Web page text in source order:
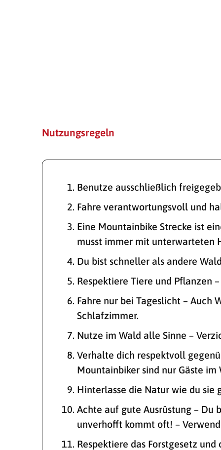
Nutzungsregeln
Benutze ausschließlich
Fahre verantwortungsvoll und
Eine Mountainbike Strecke ist
musst immer mit unterwarteten
Du bist schneller als andere
Respektiere Tiere und Pflanzen
Fahre nur bei Tageslicht – Auch
Schlafzimmer.
Nutze im Wald alle Sinne –
Verhalte dich respektvoll
Mountainbiker sind nur Gäste im
Hinterlasse die Natur wie du
Achte auf gute Ausrüstung – Du
unverhofft kommt oft! –
Respektiere das Forstgesetz